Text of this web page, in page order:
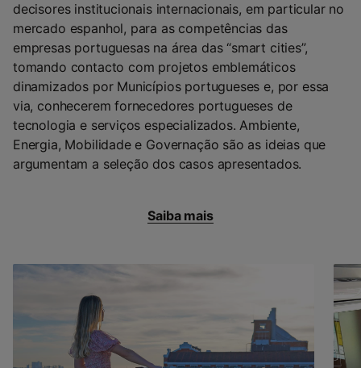
decisores institucionais internacionais, em particular no
mercado espanhol, para as competências das
empresas portuguesas na área das “smart cities”,
tomando contacto com projetos emblemáticos
dinamizados por Municípios portugueses e, por essa
via, conhecerem fornecedores portugueses de
tecnologia e serviços especializados. Ambiente,
Energia, Mobilidade e Governação são as ideias que
argumentam a seleção dos casos apresentados.
Saiba mais